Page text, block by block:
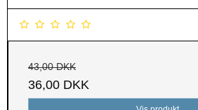
43,00 DKK
36,00 DKK